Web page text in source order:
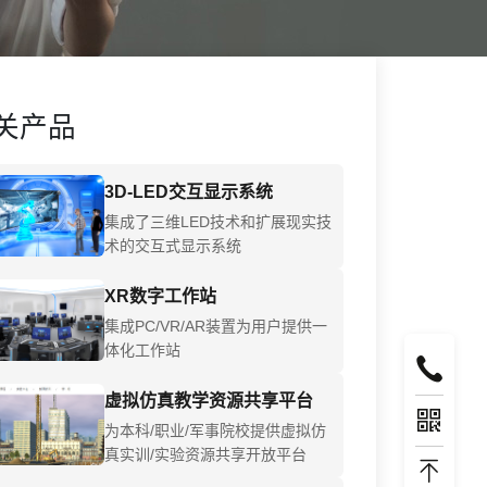
产品
3D-LED交互显示系统
集成了三维LED技术和扩展现实技
术的交互式显示系统
XR数字工作站
集成PC/VR/AR装置为用户提供一
体化工作站
虚拟仿真教学资源共享平台
为本科/职业/军事院校提供虚拟仿
真实训/实验资源共享开放平台